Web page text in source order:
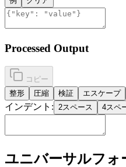
Processed Output
コピー
整形
圧縮 検証 エスケープ
インデント: 2スペース 4スペ
ユニバーサルフォ